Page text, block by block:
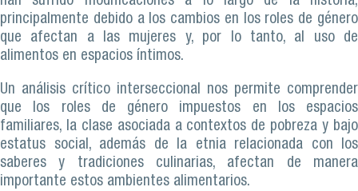
principalmente debido a los cambios en los roles de género
que afectan a las mujeres y, por lo tanto, al uso de
alimentos en espacios íntimos.
Un análisis crítico interseccional nos permite comprender
que los roles de género impuestos en los espacios
familiares, la clase asociada a contextos de pobreza y bajo
estatus social, además de la etnia relacionada con los
saberes y tradiciones culinarias, afectan de manera
importante estos ambientes alimentarios.